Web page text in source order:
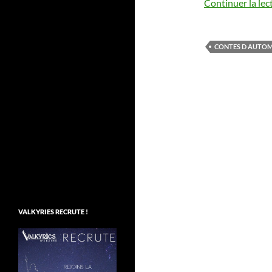
Continuer la
CONTES D
VALKYRIES RECRUTE !